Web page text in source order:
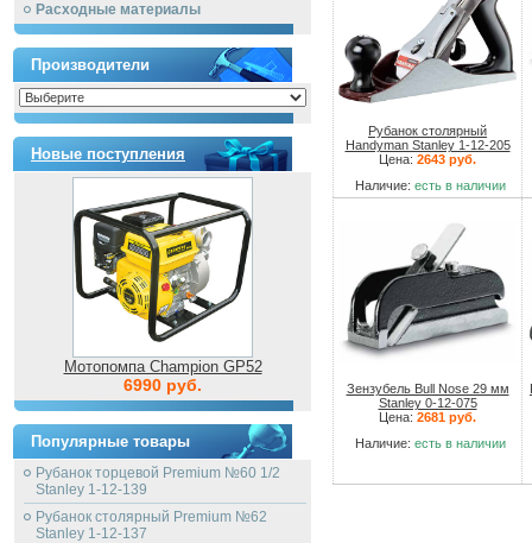
Расходные материалы
Производители
Новые поступления
Мотопомпа Champion GP52
6990 руб.
Популярные товары
Рубанок торцевой Premium №60 1/2
Stanley 1-12-139
Рубанок столярный Premium №62
Stanley 1-12-137
Рубанок столярный
Handyman Stanley 1-12-205
Цена: 2643 руб.
Наличие: есть в наличии
Зензубель Bull Nose 29 мм
Stanley 0-12-075
Цена: 2681 руб.
Наличие: есть в наличии